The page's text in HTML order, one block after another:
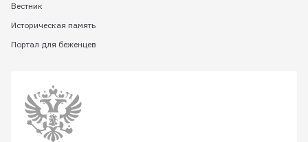
Вестник
Историческая память
Портал для беженцев